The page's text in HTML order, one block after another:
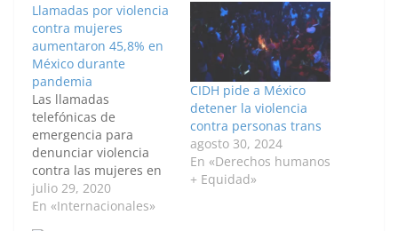
Llamadas por violencia
contra mujeres
aumentaron 45,8% en
México durante
pandemia
Las llamadas
telefónicas de
emergencia para
denunciar violencia
contra las mujeres en
México aumentaron
45,8% en el primer
julio 29, 2020
En «Internacionales»
CIDH pide a México
detener la violencia
contra personas trans
agosto 30, 2024
En «Derechos humanos
+ Equidad»